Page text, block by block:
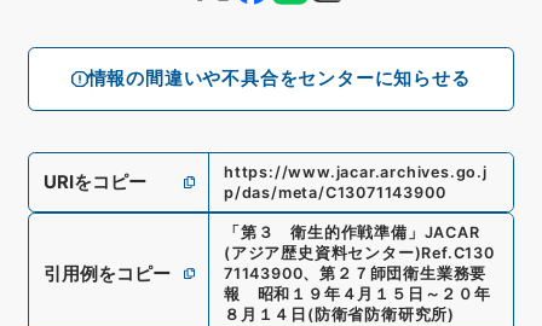
情報の間違いや不具合をセンターに知らせる
URIをコピー
https://www.jacar.archives.go.j
p/das/meta/C13071143900
引用例をコピー
「 第３ 衛生的作戦準備 」 JACAR
(アジア歴史資料センター)Ref.C130
71143900、第２７師団衛生業務要
報 昭和１９年４月１５日～２０年
８月１４日 ( 防衛省防衛研究所)